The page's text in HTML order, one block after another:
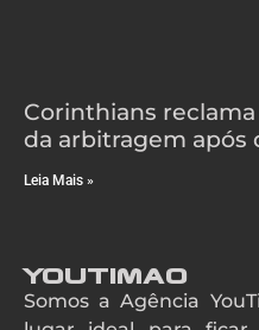
Corinthians
da arbitragem após
Leia Mais »
YouTimao
Somos a Agência